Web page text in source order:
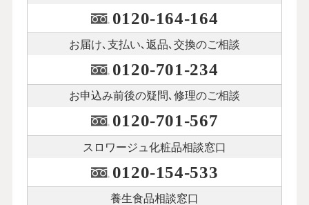
0120-164-164
お届け､支払い､ 返品､交換のご相談
0120-701-234
お申込み前後の疑問､修理のご相談
0120-701-567
スロワージュ化粧品相談窓口
0120-154-533
養生食品相談窓口